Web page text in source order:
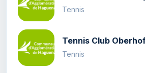
Tennis
Tennis Club
Tennis